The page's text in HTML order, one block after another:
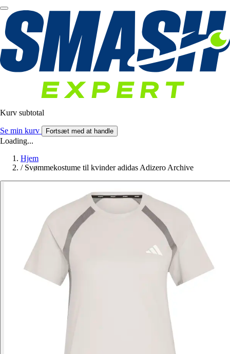
Kurv subtotal
Se min kurv Fortsæt med at handle
Loading...
Hjem
/ Svømmekostume til kvinder adidas Adizero Archive